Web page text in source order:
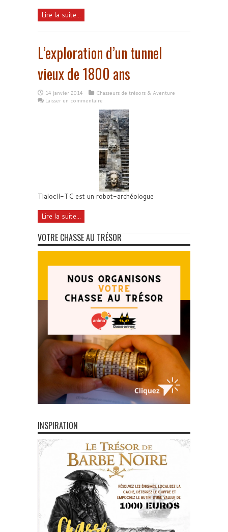
Lire la suite...
L’exploration d’un tunnel
vieux de 1800 ans
14 janvier 2014
Chasseurs de trésors & Aventure
Laisser un commentaire
TlalocII-TC est un robot-archéologue
Lire la suite...
VOTRE CHASSE AU TRÉSOR
INSPIRATION